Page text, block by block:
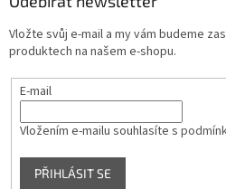
v
k
v
i
Vložte svůj e-mail a my vám budeme
produktech na našem e-shopu.
E-mail
Vložením e-mailu souhlasíte s
PŘIHLÁSIT SE